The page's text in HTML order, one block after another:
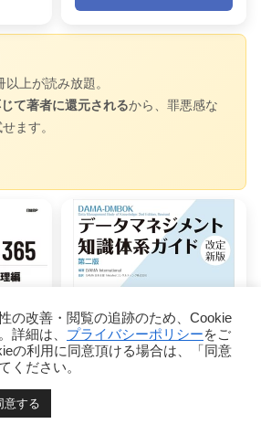
上が読み放題。
て著者に還元されるから、罪悪感な
ます。
の改善・閲覧の追跡のため、Cookie
詳細は、 プライバシーポリシーをご
の利用に同意頂ける場合は、「同意
ください。
意する